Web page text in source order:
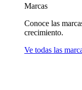
Marcas
Conoce las
crecimiento.
Ve todas las